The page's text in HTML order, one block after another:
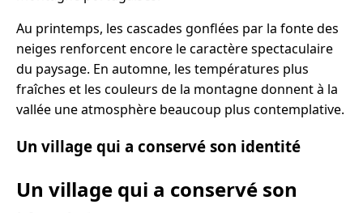
Au printemps, les cascades gonflées par la fonte des
neiges renforcent encore le caractère spectaculaire
du paysage. En automne, les températures plus
fraîches et les couleurs de la montagne donnent à la
vallée une atmosphère beaucoup plus contemplative.
Un village qui a conservé son identité
Un village qui a conservé son